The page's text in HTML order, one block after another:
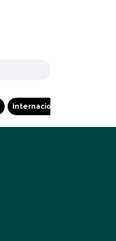
Internacional